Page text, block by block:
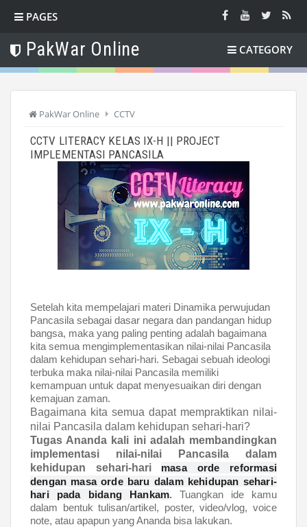
PAGES
PakWar Online CATEGORY
PakWar Online CCTV
CCTV LITERACY KELAS IX-H || PROJECT
IMPLEMENTASI PANCASILA
Setelah kita mempelajari materi Dinamika perwujudan
Pancasila sebagai dasar negara dan pandangan hidup
bangsa, maka yang paling penting adalah bagaimana
kita semua mengimplementasikan nilai-nilai Pancasila
dalam kehidupan sehari-hari. Sebagai sebuah ideologi
terbuka maka nilai-nilai Pancasila memiliki
kemampuan untuk dapat menyesuaikan diri dengan
kemajuan zaman.
Bagaimana kita semua dapat mempraktikan nilai-
nilai Pancasila dalam kehidupan sehari-hari?
Tugas Ananda kali ini adalah membandingkan
implementasi nilai-nilai Pancasila dalam
kehidupan sehari-hari masa orde reformasi
dengan masa orde baru dalam kehidupan sehari-
hari pada bidang Hankam. Tuangkan ide kamu
dalam bentuk tulisan/artikel, poster, video/vlog, voice
note, atau apapun yang Ananda bisa lakukan.